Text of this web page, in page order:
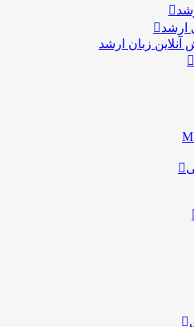
ارشد
آنلاین زبان ارشد